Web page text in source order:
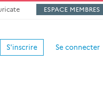
ESPACE MEMBRES
S'inscrire Se connecter